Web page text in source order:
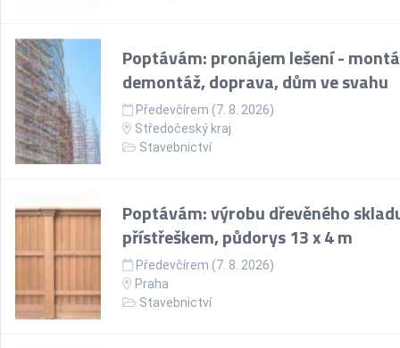
Poptávám: pronájem lešení -
demontáž, doprava, dům ve svahu
Předevčírem (7. 8. 2026)
Středočeský kraj
Stavebnictví
Poptávám: výrobu dřevěného
přístřeškem, půdorys 13 x 4 m
Předevčírem (7. 8. 2026)
Praha
Stavebnictví